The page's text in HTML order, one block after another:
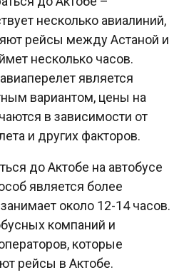
несколько авиалиний,
рейсы между Астаной и
несколько часов.
является
вариантом, цены на
в зависимости от
и других факторов.
до Актобе на автобусе
является более
около 12-14 часов.
компаний и
которые
рейсы в Актобе.